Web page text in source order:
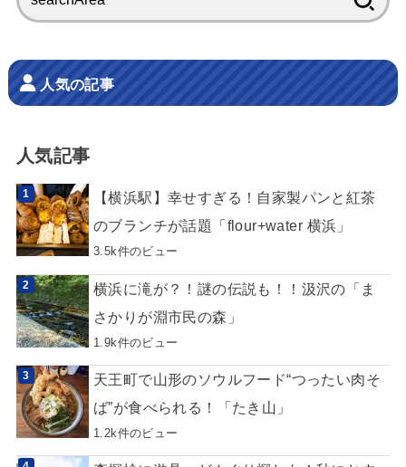
索:
人気の記事
人気記事
【横浜駅】幸せすぎる！自家製パンと紅茶
のブランチが話題「flour+water 横浜」
3.5k件のビュー
横浜に滝が？！謎の伝説も！！汲沢の「ま
さかりが淵市民の森」
1.9k件のビュー
天王町で山形のソウルフード“つったい肉そ
ば”が食べられる！「たき山」
1.2k件のビュー